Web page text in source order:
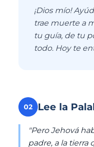
¡Dios mío!
trae muerte a
tu guía, de tu
todo. Hoy te
02 Lee la
"Pero Jehová
padre, a la tierra